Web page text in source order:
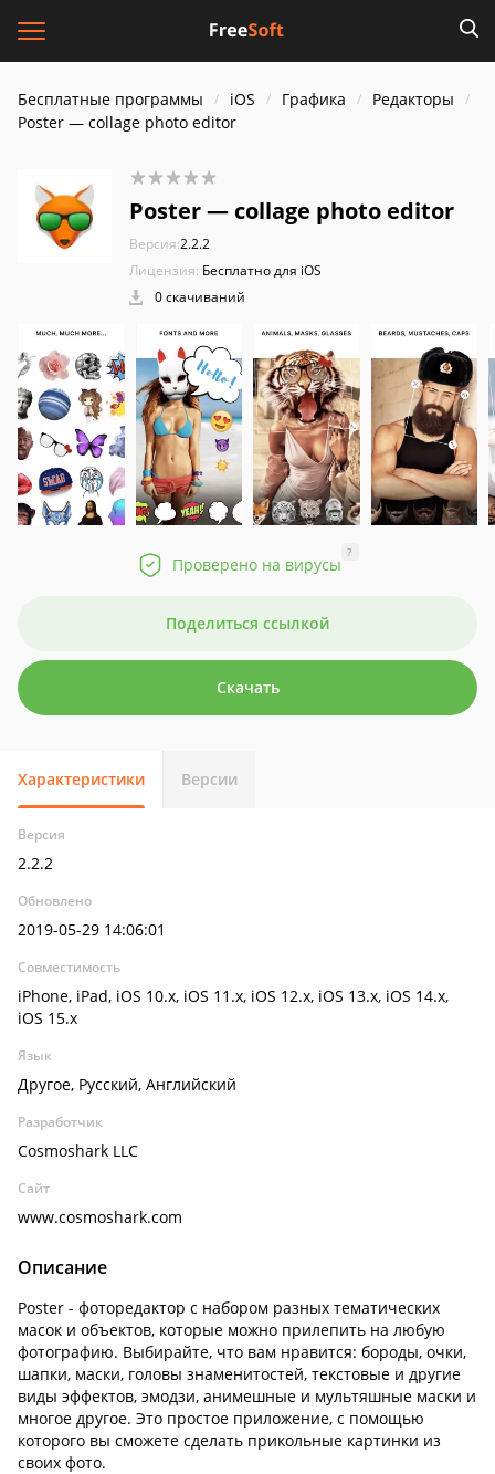
Бесплатные программы iOS Графика
Редакторы
Poster — collage photo editor
Poster — collage photo editor
Версия:2.2.2
Лицензия: Бесплатно для iOS
0 скачиваний
Проверено на вирусы
?
Поделиться ссылкой
Скачать
Характеристики Версии
Версия
2.2.2
Обновлено
2019-05-29 14:06:01
Совместимость
iPhone, iPad, iOS 10.x, iOS 11.x, iOS 12.x, iOS 13.x, iOS 14.x,
iOS 15.x
Язык
Другое, Русский, Английский
Разработчик
Cosmoshark LLC
Сайт
www.cosmoshark.com
Описание
Poster - фоторедактор с набором разных тематических
масок и объектов, которые можно прилепить на любую
фотографию. Выбирайте, что вам нравится: бороды, очки,
шапки, маски, головы знаменитостей, текстовые и другие
виды эффектов, эмодзи, анимешные и мультяшные маски и
многое другое. Это простое приложение, с помощью
которого вы сможете сделать прикольные картинки из
своих фото.